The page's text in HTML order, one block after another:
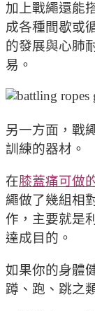
加上戰繩還能
成各種間歇或
的發展與心肺
易。
另一方面，戰
訓練的器材。
在膝蓋痛可做
繩做了幾組相
作，主要就是
達成目的。
如果你的身體
蹲、跑、跳之